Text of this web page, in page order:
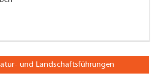
und Landschaftsführungen